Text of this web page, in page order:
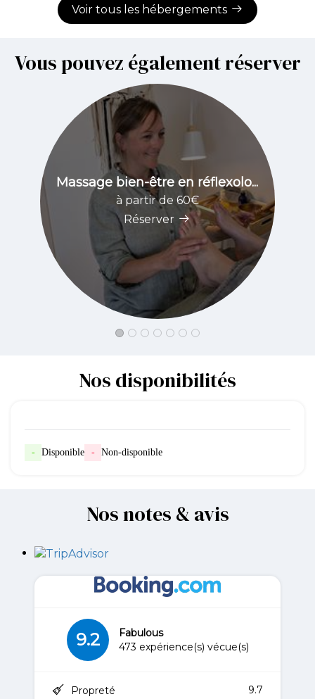
Voir tous les hébergements
Vous pouvez également réserver
Massage bien-être en réflexolo...
à partir de 60€
Réserver
Nos disponibilités
- Disponible - Non-disponible
Nos notes & avis
9.2
Fabulous
473 expérience(s) vécue(s)
Propreté
9.7